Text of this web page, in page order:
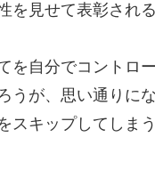
を見せて表彰され
を自分でコントロ
うが、思い通りに
スキップしてしま